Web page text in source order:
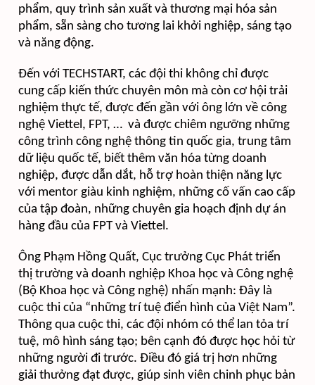
phẩm, quy trình sản xuất và thương mại hóa sản
phẩm, sẵn sàng cho tương lai khởi nghiệp, sáng tạo
và năng động.
Đến với TECHSTART, các đội thi không chỉ được
cung cấp kiến thức chuyên môn mà còn cơ hội trải
nghiệm thực tế, được đến gần với ông lớn về công
nghệ Viettel, FPT, … và được chiêm ngưỡng những
công trình công nghệ thông tin quốc gia, trung tâm
dữ liệu quốc tế, biết thêm văn hóa từng doanh
nghiệp, được dẫn dắt, hỗ trợ hoàn thiện năng lực
với mentor giàu kinh nghiệm, những cố vấn cao cấp
của tập đoàn, những chuyên gia hoạch định dự án
hàng đầu của FPT và Viettel.
Ông Phạm Hồng Quất, Cục trưởng Cục Phát triển
thị trường và doanh nghiệp Khoa học và Công nghệ
(Bộ Khoa học và Công nghệ) nhấn mạnh: Đây là
cuộc thi của “những trí tuệ điển hình của Việt Nam”.
Thông qua cuộc thi, các đội nhóm có thể lan tỏa trí
tuệ, mô hình sáng tạo; bên cạnh đó được học hỏi từ
những người đi trước. Điều đó giá trị hơn những
giải thưởng đạt được, giúp sinh viên chinh phục bản